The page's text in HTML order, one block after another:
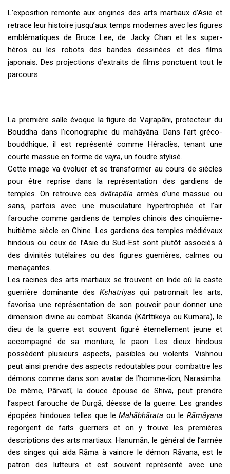
L’exposition remonte aux origines des arts martiaux d’Asie et
retrace leur histoire jusqu’aux temps modernes avec les figures
emblématiques de Bruce Lee, de Jacky Chan et les super-
héros ou les robots des bandes dessinées et des films
japonais. Des projections d’extraits de films ponctuent tout le
parcours.
La première salle évoque la figure de Vajrapāni, protecteur du
Bouddha dans l’iconographie du mahāyāna. Dans l’art gréco-
bouddhique, il est représenté comme Héraclès, tenant une
courte massue en forme de vajra, un foudre stylisé.
Cette image va évoluer et se transformer au cours de siècles
pour être reprise dans la représentation des gardiens de
temples. On retrouve ces dvārapāla armés d’une massue ou
sans, parfois avec une musculature hypertrophiée et l’air
farouche comme gardiens de temples chinois des cinquième-
huitième siècle en Chine. Les gardiens des temples médiévaux
hindous ou ceux de l’Asie du Sud-Est sont plutôt associés à
des divinités tutélaires ou des figures guerrières, calmes ou
menaçantes.
Les racines des arts martiaux se trouvent en Inde où la caste
guerrière dominante des Kshatriyas qui patronnait les arts,
favorisa une représentation de son pouvoir pour donner une
dimension divine au combat. Skanda (Kârttikeya ou Kumara), le
dieu de la guerre est souvent figuré éternellement jeune et
accompagné de sa monture, le paon. Les dieux hindous
possèdent plusieurs aspects, paisibles ou violents. Vishnou
peut ainsi prendre des aspects redoutables pour combattre les
démons comme dans son avatar de l’homme-lion, Narasimha.
De même, Pārvatī, la douce épouse de Shiva, peut prendre
l’aspect farouche de Durgā, déesse de la guerre. Les grandes
épopées hindoues telles que leMahābhārata ou le Rāmāyana
regorgent de faits guerriers et on y trouve les premières
descriptions des arts martiaux. Hanumān, le général de l’armée
des singes qui aida Rāma à vaincre le démon Rāvana, est le
patron des lutteurs et est souvent représenté avec une